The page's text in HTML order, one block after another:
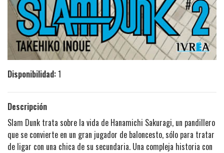
Disponibilidad:1
Descripción
Slam Dunk trata sobre la vida de Hanamichi Sakuragi, un pandillero
que se convierte en un gran jugador de baloncesto, sólo para tratar
de ligar con una chica de su secundaria. Una compleja historia con